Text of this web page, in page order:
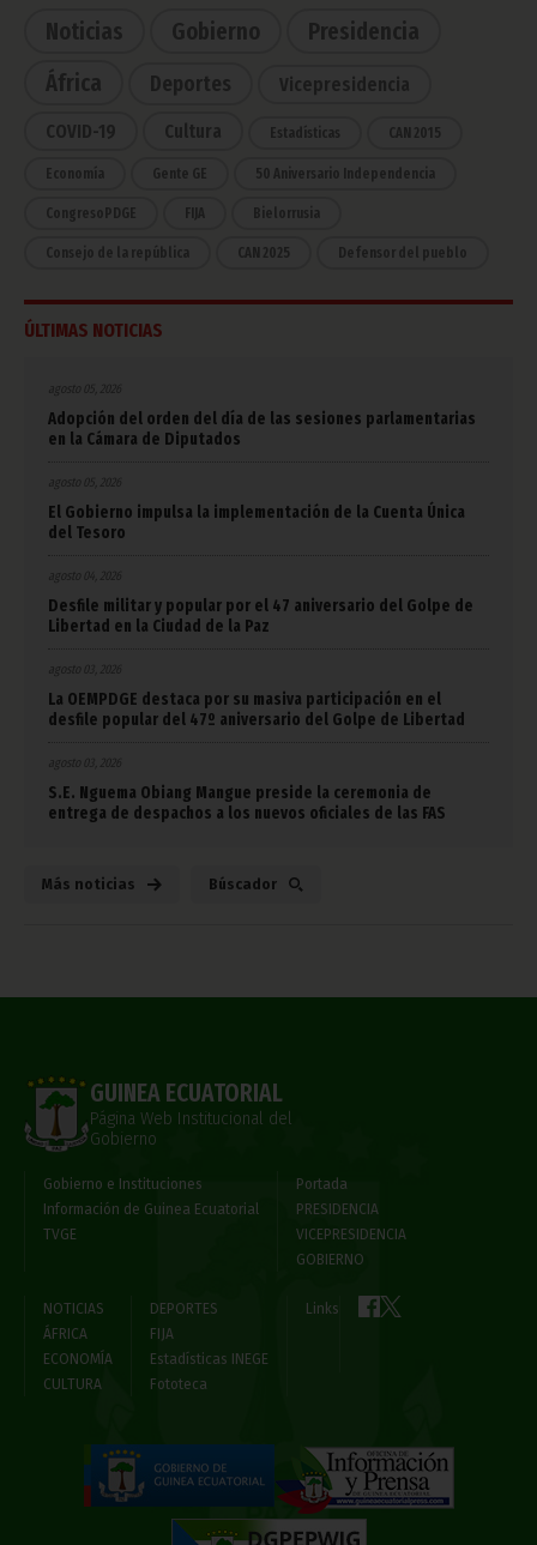
Noticias Gobierno
Presidencia
África
Deportes Vicepresidencia
COVID-19 Cultura Estadísticas CAN 2015
Economía Gente GE 50 Aniversario Independencia
CongresoPDGE FIJA Bielorrusia
Consejo de la república CAN 2025 Defensor del pueblo
ÚLTIMAS NOTICIAS
agosto 05, 2026
Adopción del orden del día de las sesiones parlamentarias
en la Cámara de Diputados
agosto 05, 2026
El Gobierno impulsa la implementación de la Cuenta Única
del Tesoro
agosto 04, 2026
Desfile militar y popular por el 47 aniversario del Golpe de
Libertad en la Ciudad de la Paz
agosto 03, 2026
La OEMPDGE destaca por su masiva participación en el
desfile popular del 47º aniversario del Golpe de Libertad
agosto 03, 2026
S.E. Nguema Obiang Mangue preside la ceremonia de
entrega de despachos a los nuevos oficiales de las FAS
Más noticias Búscador
GUINEA ECUATORIAL
Página Web Institucional del
Gobierno
Gobierno e Instituciones
Información de Guinea Ecuatorial
TVGE
Portada
PRESIDENCIA
VICEPRESIDENCIA
GOBIERNO
NOTICIAS
ÁFRICA
ECONOMÍA
CULTURA
DEPORTES
FIJA
Estadísticas INEGE
Fototeca
Links